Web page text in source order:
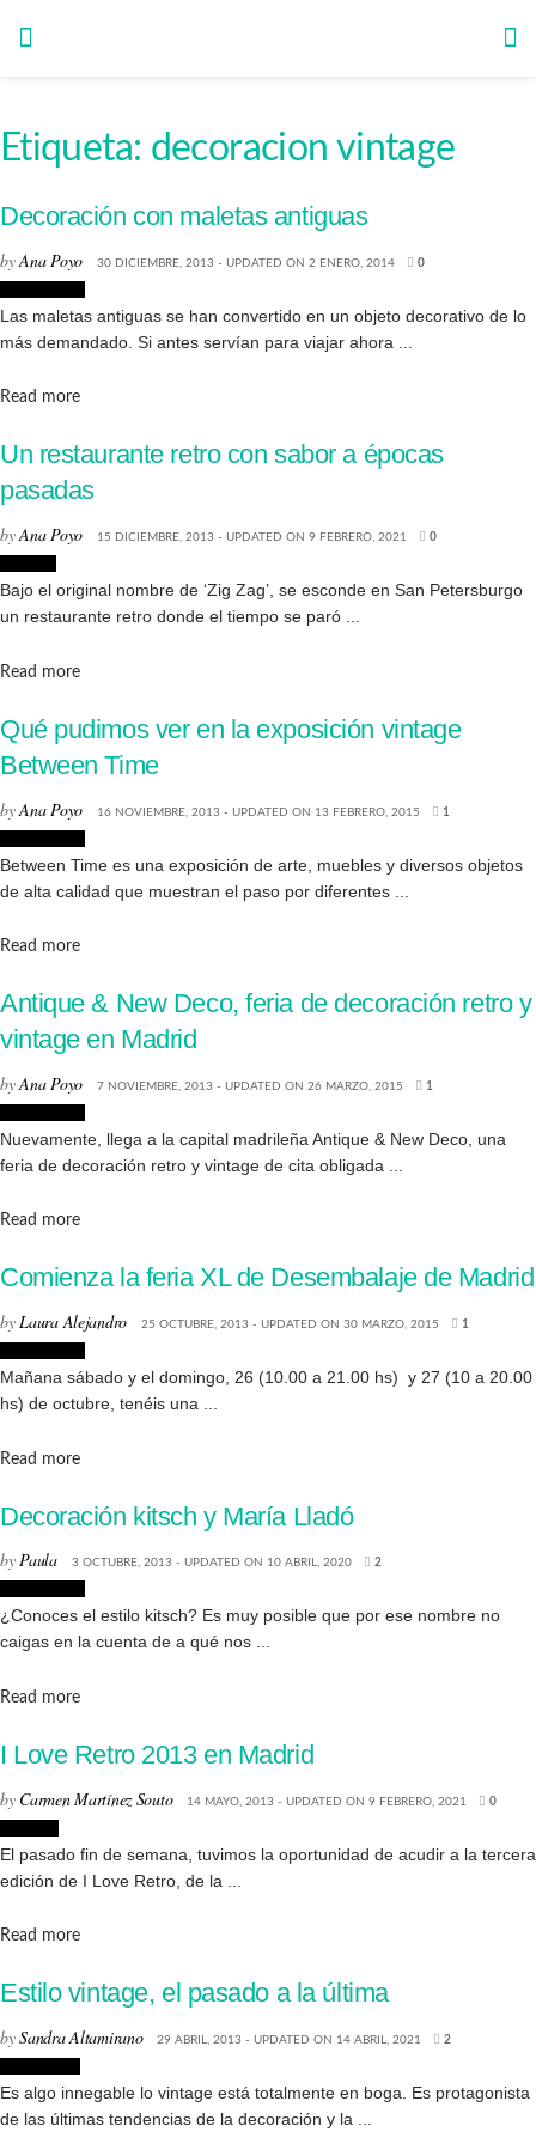
Etiqueta: decoracion vintage
Decoración con maletas antiguas
byAna Poyo 30 DICIEMBRE, 2013 - UPDATED ON 2 ENERO, 2014 0
Las maletas antiguas se han convertido en un objeto decorativo de lo
más demandado. Si antes servían para viajar ahora ...
Read moreDetails
Un restaurante retro con sabor a épocas
pasadas
byAna Poyo 15 DICIEMBRE, 2013 - UPDATED ON 9 FEBRERO, 2021 0
Bajo el original nombre de ‘Zig Zag’, se esconde en San Petersburgo
un restaurante retro donde el tiempo se paró ...
Read moreDetails
Qué pudimos ver en la exposición vintage
Between Time
byAna Poyo 16 NOVIEMBRE, 2013 - UPDATED ON 13 FEBRERO, 2015 1
Between Time es una exposición de arte, muebles y diversos objetos
de alta calidad que muestran el paso por diferentes ...
Read moreDetails
Antique & New Deco, feria de decoración retro y
vintage en Madrid
byAna Poyo 7 NOVIEMBRE, 2013 - UPDATED ON 26 MARZO, 2015 1
Nuevamente, llega a la capital madrileña Antique & New Deco, una
feria de decoración retro y vintage de cita obligada ...
Read moreDetails
Comienza la feria XL de Desembalaje de Madrid
byLaura Alejandro 25 OCTUBRE, 2013 - UPDATED ON 30 MARZO, 2015 1
Mañana sábado y el domingo, 26 (10.00 a 21.00 hs) y 27 (10 a 20.00
hs) de octubre, tenéis una ...
Read moreDetails
Decoración kitsch y María Lladó
byPaula 3 OCTUBRE, 2013 - UPDATED ON 10 ABRIL, 2020 2
¿Conoces el estilo kitsch? Es muy posible que por ese nombre no
caigas en la cuenta de a qué nos ...
Read moreDetails
I Love Retro 2013 en Madrid
by Carmen Martínez Souto 14 MAYO, 2013 - UPDATED ON 9 FEBRERO, 2021 0
El pasado fin de semana, tuvimos la oportunidad de acudir a la tercera
edición de I Love Retro, de la ...
Read moreDetails
Estilo vintage, el pasado a la última
bySandra Altamirano 29 ABRIL, 2013 - UPDATED ON 14 ABRIL, 2021 2
Es algo innegable lo vintage está totalmente en boga. Es protagonista
de las últimas tendencias de la decoración y la ...